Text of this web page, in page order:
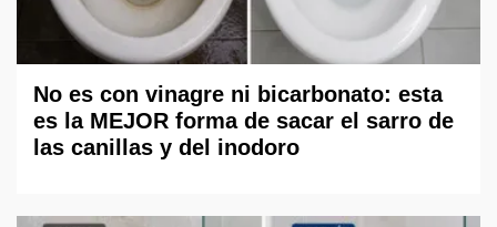
No es con vinagre ni bicarbonato: esta
es la MEJOR forma de sacar el sarro de
las canillas y del inodoro